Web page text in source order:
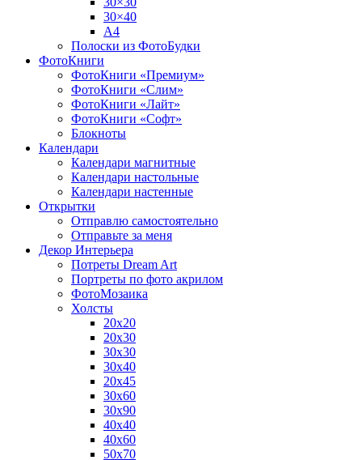
30×40
A4
Полоски из ФотоБудки
ФотоКниги
ФотоКниги «Премиум»
ФотоКниги «Слим»
ФотоКниги «Лайт»
ФотоКниги «Софт»
Блокноты
Календари
Календари магнитные
Календари настольные
Календари настенные
Открытки
Отправлю самостоятельно
Отправьте за меня
Декор Интерьера
Потреты Dream Art
Портреты по фото акрилом
ФотоМозаика
Холсты
20х20
20х30
30х30
30х40
20х45
30х60
30х90
40х40
40х60
50х70